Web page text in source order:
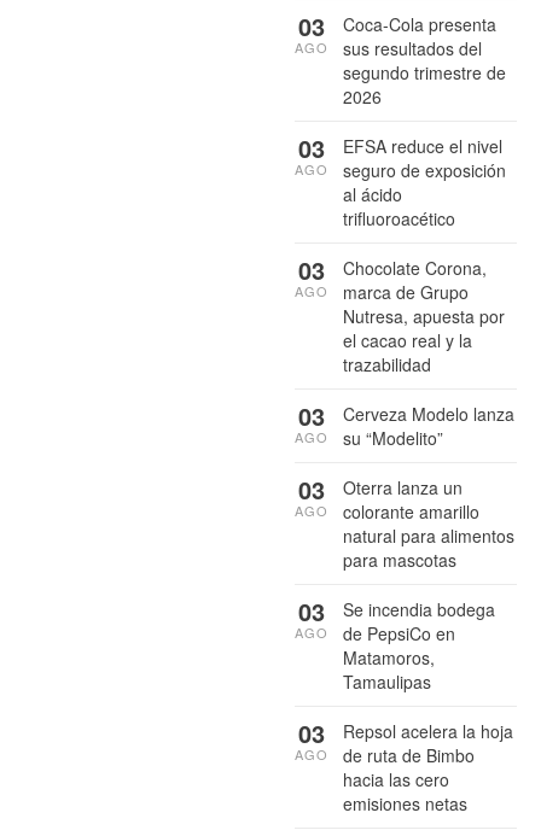
Coca-Cola presenta
sus resultados del
segundo trimestre de
2026
03
AGO
EFSA reduce el nivel
seguro de exposición
al ácido
trifluoroacético
03
AGO
Chocolate Corona,
marca de Grupo
Nutresa, apuesta por
el cacao real y la
trazabilidad
03
AGO
Cerveza Modelo lanza
su “Modelito”
03
AGO
Oterra lanza un
colorante amarillo
natural para alimentos
para mascotas
03
AGO
Se incendia bodega
de PepsiCo en
Matamoros,
Tamaulipas
03
AGO
Repsol acelera la hoja
de ruta de Bimbo
hacia las cero
emisiones netas
03
AGO